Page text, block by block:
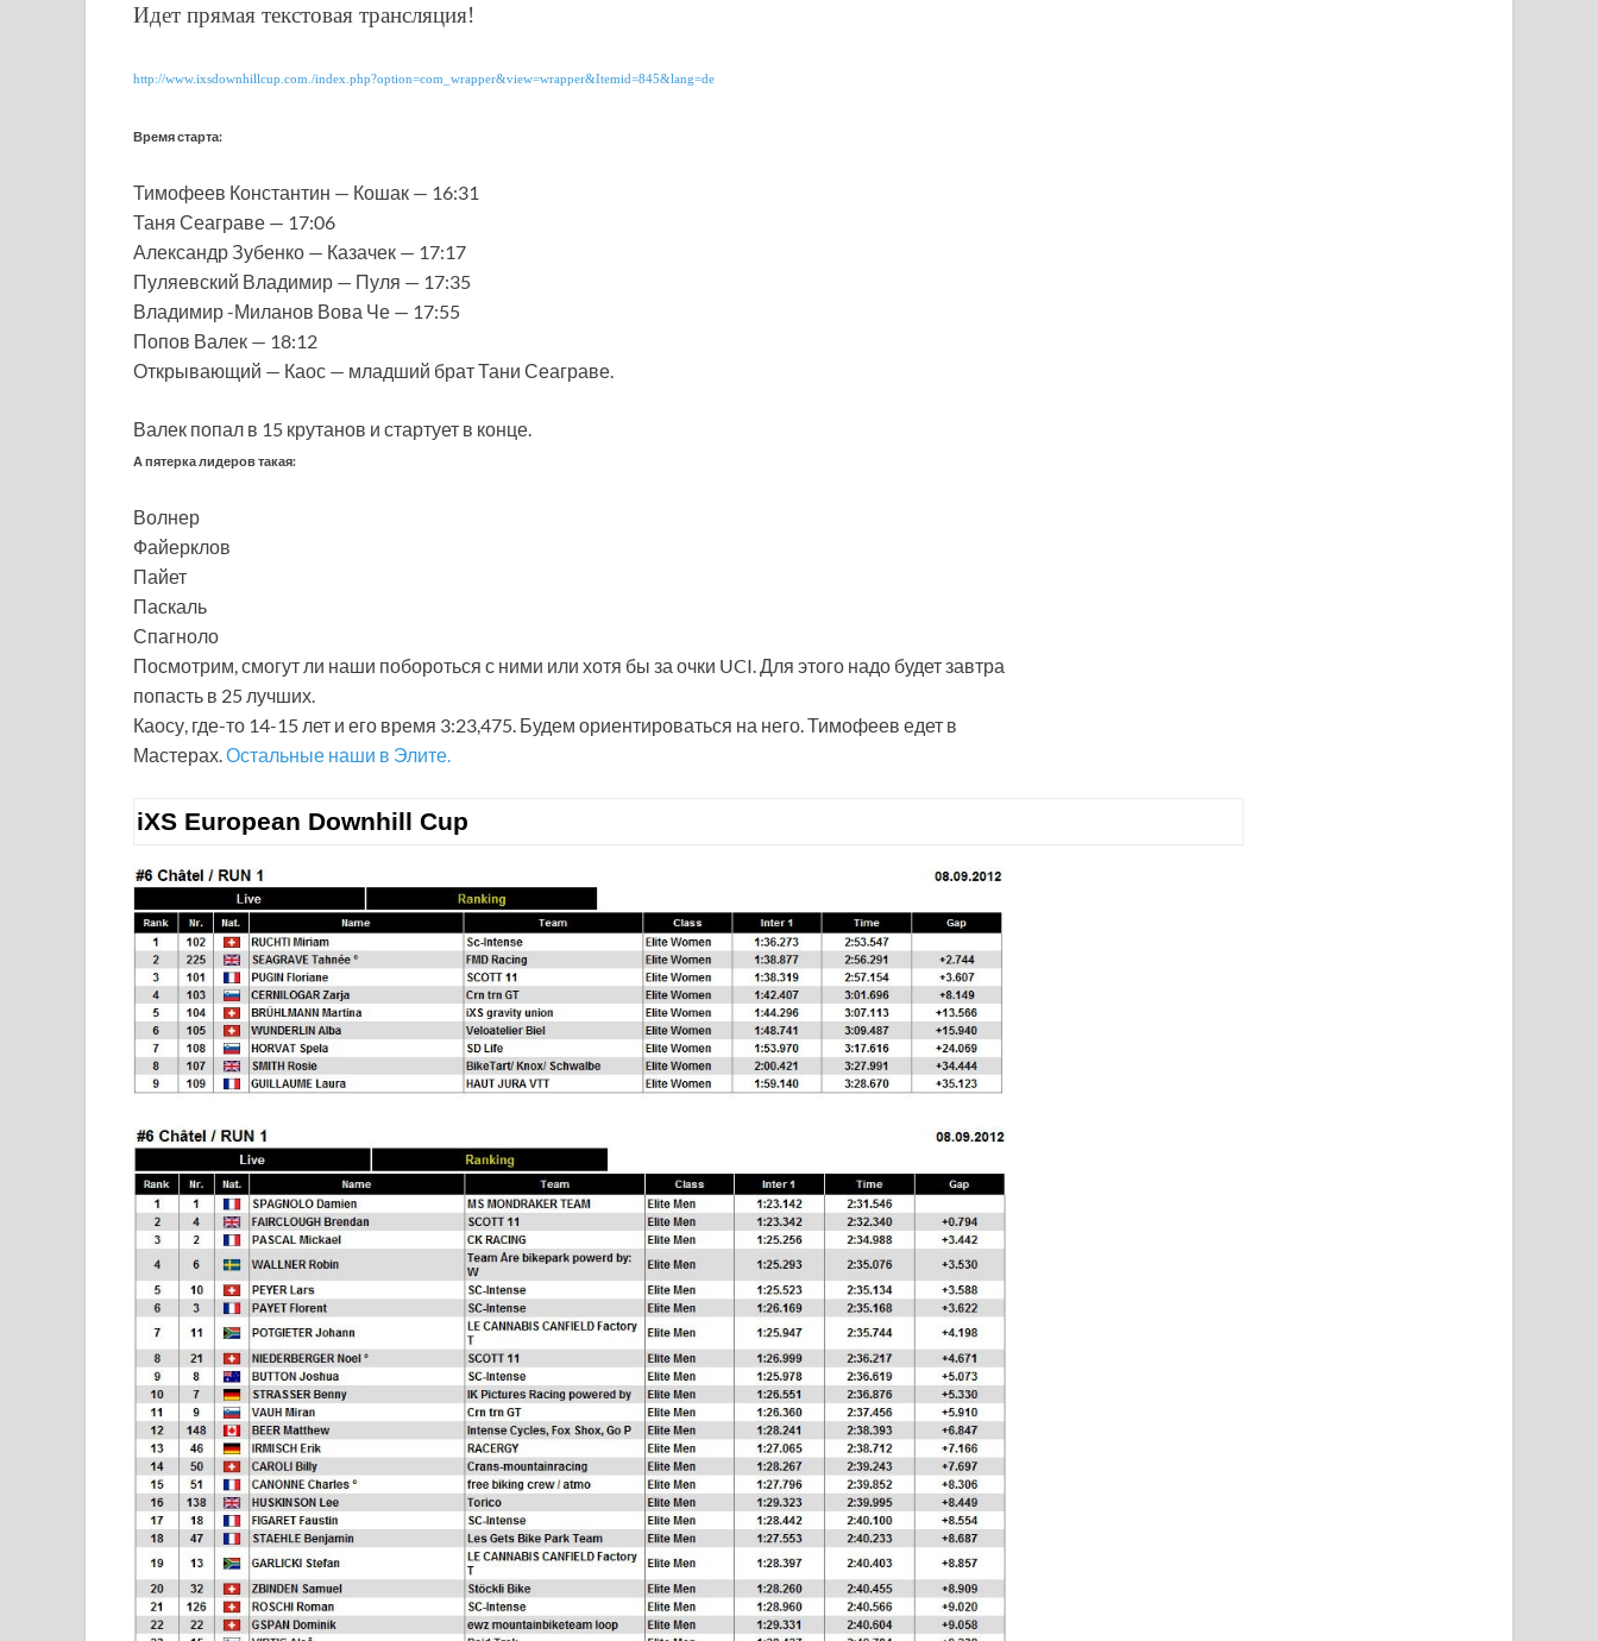
Идет прямая текстовая трансляция!
http://www.ixsdownhillcup.com./index.php?option=com_wrapper&view=wrapper&Itemid=845&lang=de
Время старта:
Тимофеев Константин — Кошак — 16:31
Таня Сеаграве — 17:06
Александр Зубенко — Казачек — 17:17
Пуляевский Владимир — Пуля — 17:35
Владимир -Миланов Вова Че — 17:55
Попов Валек — 18:12
Открывающий — Каос — младший брат Тани Сеаграве.
Валек попал в 15 крутанов и стартует в конце.
А пятерка лидеров такая:
Волнер
Файерклов
Пайет
Паскаль
Спагноло
Посмотрим, смогут ли наши побороться с ними или хотя бы за очки UCI. Для этого надо будет завтра
попасть в 25 лучших.
Каосу, где-то 14-15 лет и его время 3:23,475. Будем ориентироваться на него. Тимофеев едет в
Мастерах.Остальные наши в Элите.
iXS European Downhill Cup